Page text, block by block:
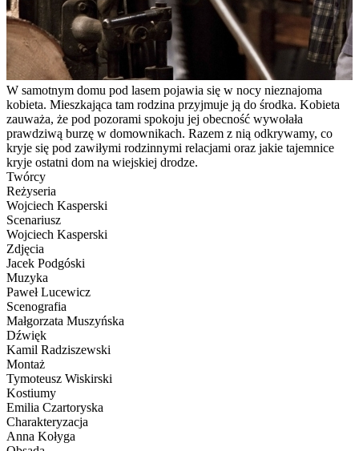
W samotnym domu pod lasem pojawia się w nocy nieznajoma
kobieta. Mieszkająca tam rodzina przyjmuje ją do środka. Kobieta
zauważa, że pod pozorami spokoju jej obecność wywołała
prawdziwą burzę w domownikach. Razem z nią odkrywamy, co
kryje się pod zawiłymi rodzinnymi relacjami oraz jakie tajemnice
kryje ostatni dom na wiejskiej drodze.
Twórcy
Reżyseria
Wojciech Kasperski
Scenariusz
Wojciech Kasperski
Zdjęcia
Jacek Podgóski
Muzyka
Paweł Lucewicz
Scenografia
Małgorzata Muszyńska
Dźwięk
Kamil Radziszewski
Montaż
Tymoteusz Wiskirski
Kostiumy
Emilia Czartoryska
Charakteryzacja
Anna Kołyga